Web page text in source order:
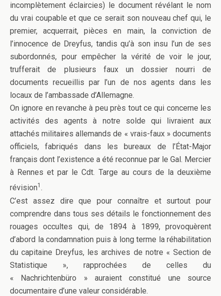
incomplètement éclaircies) le document révélant le nom
du vrai coupable et que ce serait son nouveau chef qui, le
premier, acquerrait, pièces en main, la conviction de
l’innocence de Dreyfus, tandis qu’à son insu l’un de ses
subordonnés, pour empêcher la vérité de voir le jour,
trufferait de plusieurs faux un dossier nourri de
documents recueillis par l’un de nos agents dans les
locaux de l’ambassade d’Allemagne.
On ignore en revanche à peu près tout ce qui concerne les
activités des agents à notre solde qui livraient aux
attachés militaires allemands de « vrais-faux » documents
officiels, fabriqués dans les bureaux de l’État-Major
français dont l’existence a été reconnue par le Gal. Mercier
à Rennes et par le Cdt. Targe au cours de la deuxième
révision1 .
C’est assez dire que pour connaître et surtout pour
comprendre dans tous ses détails le fonctionnement des
rouages occultes qui, de 1894 à 1899, provoquèrent
d’abord la condamnation puis à long terme la réhabilitation
du capitaine Dreyfus, les archives de notre « Section de
Statistique », rapprochées de celles du
« Nachrichtenbüro » auraient constitué une source
documentaire d’une valeur considérable.